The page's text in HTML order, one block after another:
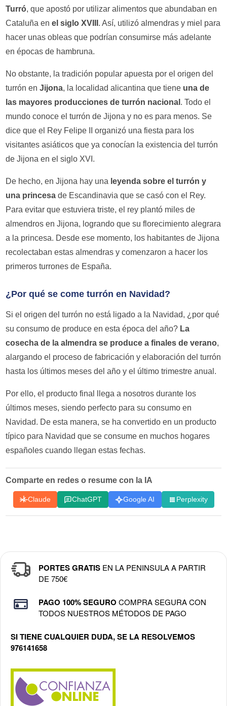
Turró, que apostó por utilizar alimentos que abundaban en
Cataluña enel siglo XVIII . Así, utilizó almendras y miel para
hacer unas obleas que podrían consumirse más adelante
en épocas de hambruna.
No obstante, la tradición popular apuesta por el origen del
turrón enJijona, la localidad alicantina que tiene una de
las mayores producciones de turrón nacional . Todo el
mundo conoce el turrón de Jijona y no es para menos. Se
dice que el Rey Felipe II organizó una fiesta para los
visitantes asiáticos que ya conocían la existencia del turrón
de Jijona en el siglo XVI.
De hecho, en Jijona hay una leyenda sobre el turrón y
una princesa de Escandinavia que se casó con el Rey.
Para evitar que estuviera triste, el rey plantó miles de
almendros en Jijona, logrando que su florecimiento alegrara
a la princesa. Desde ese momento, los habitantes de Jijona
recolectaban estas almendras y comenzaron a hacer los
primeros turrones de España.
¿Por qué se come turrón en Navidad?
Si el origen del turrón no está ligado a la Navidad, ¿por qué
su consumo de produce en esta época del año? La
cosecha de la almendra se produce a finales de verano,
alargando el proceso de fabricación y elaboración del turrón
hasta los últimos meses del año y el último trimestre anual.
Por ello, el producto final llega a nosotros durante los
últimos meses, siendo perfecto para su consumo en
Navidad. De esta manera, se ha convertido en un producto
típico para Navidad que se consume en muchos hogares
españoles cuando llegan estas fechas.
Comparte en redes o resume con la IA
Claude ChatGPT Google AI Perplexity
PORTES GRATIS EN LA PENINSULA A PARTIR
DE 750€
PAGO 100% SEGURO COMPRA SEGURA CON
TODOS NUESTROS MÉTODOS DE PAGO
SI TIENE CUALQUIER DUDA, SE LA RESOLVEMOS
976141658